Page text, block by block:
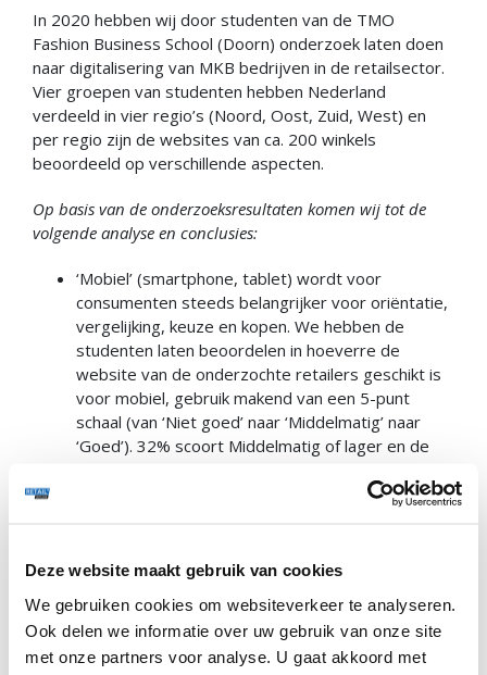
Deze website maakt gebruik van cookies
We gebruiken cookies om websiteverkeer te analyseren.
Ook delen we informatie over uw gebruik van onze site
met onze partners voor analyse. U gaat akkoord met
In 2020 hebben wij door studenten van de TMO
Fashion Business School (Doorn) onderzoek laten doen
naar digitalisering van MKB bedrijven in de retailsector.
Vier groepen van studenten hebben Nederland
verdeeld in vier regio’s (Noord, Oost, Zuid, West) en
per regio zijn de websites van ca. 200 winkels
beoordeeld op verschillende aspecten.
Op basis van de onderzoeksresultaten komen wij tot de
volgende analyse en conclusies:
‘Mobiel’ (smartphone, tablet) wordt voor
consumenten steeds belangrijker voor oriëntatie,
vergelijking, keuze en kopen. We hebben de
studenten laten beoordelen in hoeverre de
website van de onderzochte retailers geschikt is
voor mobiel, gebruik makend van een 5-punt
schaal (van ‘Niet goed’ naar ‘Middelmatig’ naar
‘Goed’). 32% scoort Middelmatig of lager en de
is ook niet meer goed genoeg. Immers: de lat ligt
conclusie is dat 61% van de sites niet voldoet aan
consument. Een goede website is volledig
responsive (direct gereed voor laptop, tablet en
mobiel), 100% veilig en kan heel makkelijk gevuld